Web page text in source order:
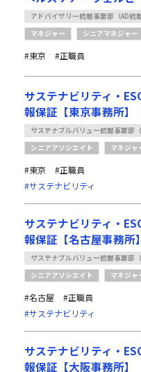
アドバイザリー統轄事業部（AD統
マネジャー
シニアマネジャー
#東京 #正職員
サステナビリティ・
報保証【東京事務所】
サステナブルバリュー統轄事業部
シニアアソシエイト
マネジャ
#東京
#正職員
#サステナビリティ
サステナビリティ・
報保証【名古屋事務所】
サステナブルバリュー統轄事業部
シニアアソシエイト
マネジャ
#名古屋
#正職員
#サステナビリティ
サステナビリティ・
報保証【大阪事務所】